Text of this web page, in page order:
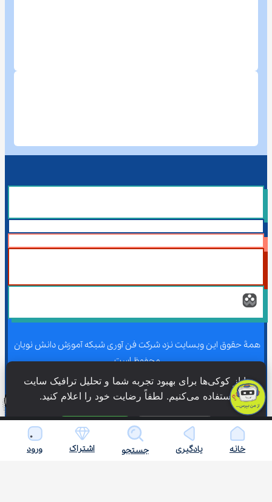
همۀ حقوق این وبسایت نزد شرکت فن آوری شبکه آموزش دانش نویان
محفوظ است.
همۀ حقوق این وبسایت نزد شرکت فن آوری شبکه آموزش دانش نویان
محفوظ است.
خانه یادگیری جستجو اشتراک ورود
ما از کوکی‌ها برای بهبود تجربه شما و تحلیل ترافیک سایت
استفاده می‌کنیم. لطفاً رضایت خود را اعلام کنید.
فقط ضروری پذیرش همه